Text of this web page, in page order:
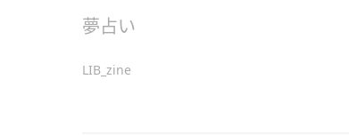
夢占い
LIB_zine